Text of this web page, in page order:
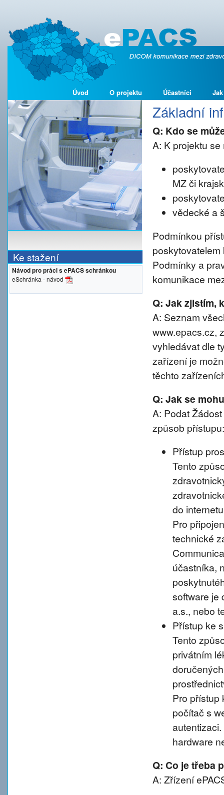
Úvod O projektu Účastníci
Ke stažení
Návod pro práci s ePACS schránkou
eSchránka - návod
Základní
Q: Kdo se
A: K projektu
MZ či
vědecké a
Podmínkou
poskytovatelem
Podmínky a
komunikace
Q: Jak zjistím,
A: Seznam
www.epacs.cz,
vyhledávat dle
zařízení je
těchto
Q: Jak se
A: Podat
způsob přístupu:
Přístup
Tento
do
Pro
technické
účastníka,
software je
a.s., nebo
Přístup ke
Tento
privátním
Pro přístup
počítač s
hardware
Q: Co je třeba
A: Zřízení